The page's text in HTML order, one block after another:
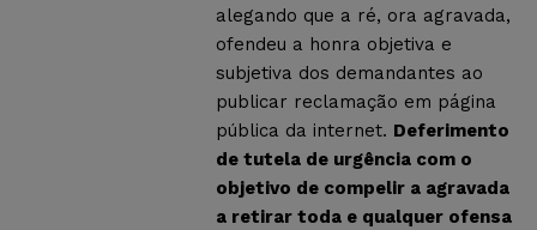
alegando que a ré, ora agravada,
ofendeu a honra objetiva e
subjetiva dos demandantes ao
publicar reclamação em página
pública da internet. Deferimento
de tutela de urgência com o
objetivo de compelir a agravada
a retirar toda e qualquer ofensa